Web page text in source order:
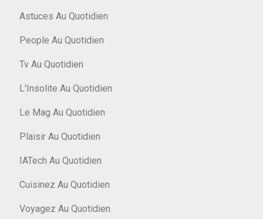
Astuces Au Quotidien
People Au Quotidien
Tv Au Quotidien
L'Insolite Au Quotidien
Le Mag Au Quotidien
Plaisir Au Quotidien
IATech Au Quotidien
Cuisinez Au Quotidien
Voyagez Au Quotidien